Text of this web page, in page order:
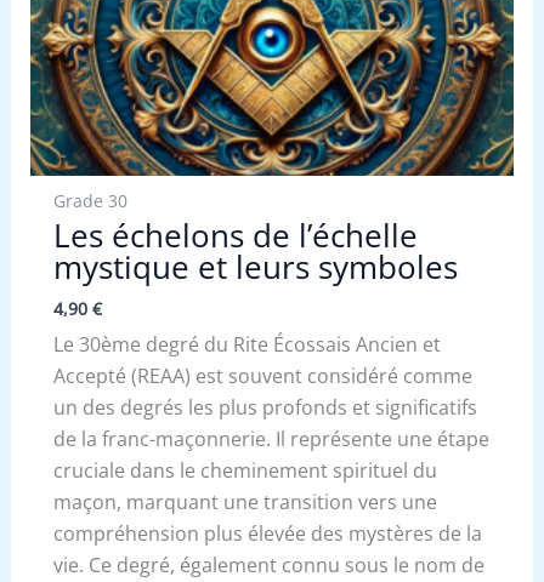
Grade 30
Les échelons de l’échelle
mystique et leurs symboles
4,90 €
Le 30ème degré du Rite Écossais Ancien et
Accepté (REAA) est souvent considéré comme
un des degrés les plus profonds et significatifs
de la franc-maçonnerie. Il représente une étape
cruciale dans le cheminement spirituel du
maçon, marquant une transition vers une
compréhension plus élevée des mystères de la
vie. Ce degré, également connu sous le nom de